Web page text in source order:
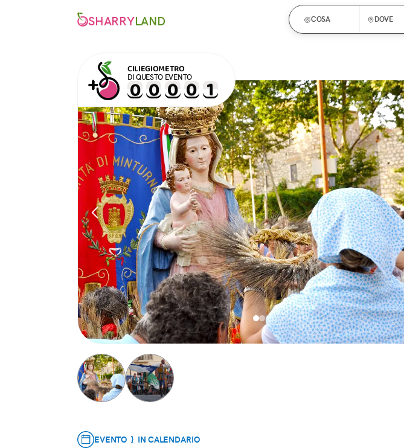
SHARRYLAND COSA DOVE
CILIEGIOMETRO
DI QUESTO EVENTO
EVENTO } IN CALENDARIO